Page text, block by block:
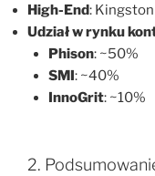
High-End:
Udział w rynku
Phison: ~50%
SMI: ~40%
InnoGrit: ~10%
2.